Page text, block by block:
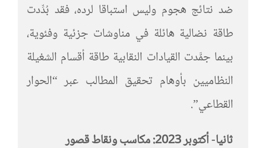
ضد نتائج هجوم وليس استباقا لرده، فقد بُدِّدت
طاقة نضالية هائلة في مناوشات جزئية وفئوية،
بينما جمَّدت القيادات النقابية طاقة أقسام الشغيلة
النظاميين بأوهام تحقيق المطالب عبر “الحوار
القطاعي”.
ثانيا- أكتوبر 2023: مكاسب ونقاط قصور